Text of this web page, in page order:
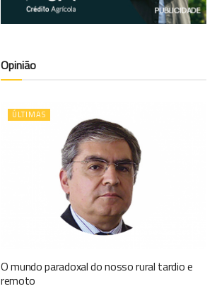
Opinião
ÚLTIMAS
O mundo paradoxal do nosso rural tardio e
remoto